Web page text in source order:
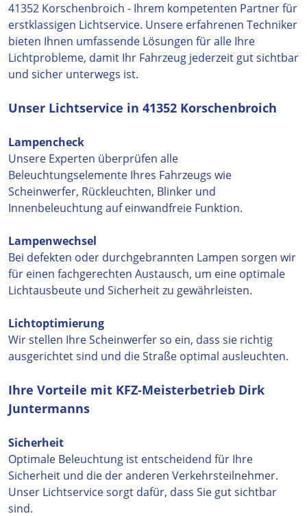
41352 Korschenbroich - Ihrem kompetenten Partner für
erstklassigen Lichtservice. Unsere erfahrenen Techniker
bieten Ihnen umfassende Lösungen für alle Ihre
Lichtprobleme, damit Ihr Fahrzeug jederzeit gut sichtbar
und sicher unterwegs ist.
Unser Lichtservice in 41352 Korschenbroich
Lampencheck
Unsere Experten überprüfen alle
Beleuchtungselemente Ihres Fahrzeugs wie
Scheinwerfer, Rückleuchten, Blinker und
Innenbeleuchtung auf einwandfreie Funktion.
Lampenwechsel
Bei defekten oder durchgebrannten Lampen sorgen wir
für einen fachgerechten Austausch, um eine optimale
Lichtausbeute und Sicherheit zu gewährleisten.
Lichtoptimierung
Wir stellen Ihre Scheinwerfer so ein, dass sie richtig
ausgerichtet sind und die Straße optimal ausleuchten.
Ihre Vorteile mit KFZ-Meisterbetrieb Dirk
Juntermanns
Sicherheit
Optimale Beleuchtung ist entscheidend für Ihre
Sicherheit und die der anderen Verkehrsteilnehmer.
Unser Lichtservice sorgt dafür, dass Sie gut sichtbar
sind.